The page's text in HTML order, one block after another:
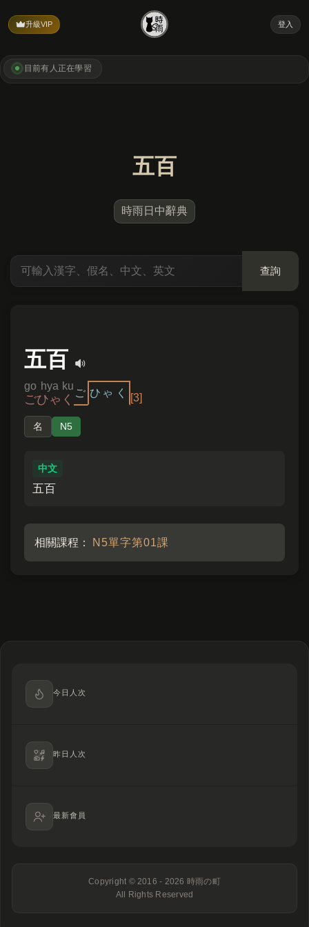
升級VIP 登入
目前有 人正在學習
五百
時雨日中辭典
查詢
五百
go hya ku
ごひゃく ご ひゃ く [3]
名 N5
中文
五百
相關課程： N5單字第01課
今日人次
昨日人次
最新會員
Copyright © 2016 - 2026 時雨の町
All Rights Reserved